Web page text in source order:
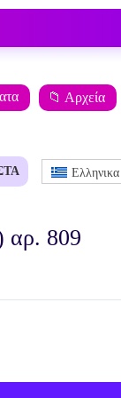
📁 Αρχεία
Ελληνικα
αρ. 809